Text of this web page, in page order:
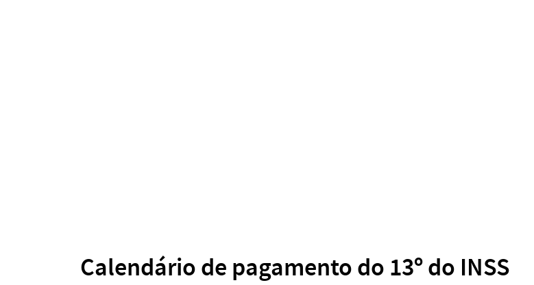
Calendário de pagamento do 13º do INSS